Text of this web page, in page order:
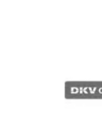
DKV